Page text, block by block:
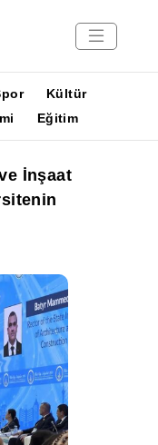
Kültür
Eğitim
İnşaat